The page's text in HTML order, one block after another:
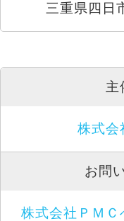
三重県四日
主
株式会
お問
株式会社ＰＭＣ